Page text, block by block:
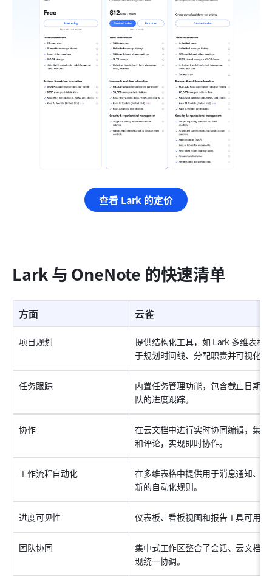
查看 Lark 的定价
Lark 与 OneNote 的快速清单
方面 云雀
项目规划
提供结构化工具，如 Lark 多维表格
于规划时间线、分配职责并可视化
任务跟踪
内置任务管理功能，包含截止日期
队的进度跟踪。
协作
在云文档中进行实时协同编辑，集
和评论，实现即时协作。
工作流程自动化
在多维表格中提供用于消息通知、
新的自动化规则。
进度可见性 仪表板、看板视图和报告工具可用
团队协同
集中式工作区整合了会话、云文档
现统一协调。